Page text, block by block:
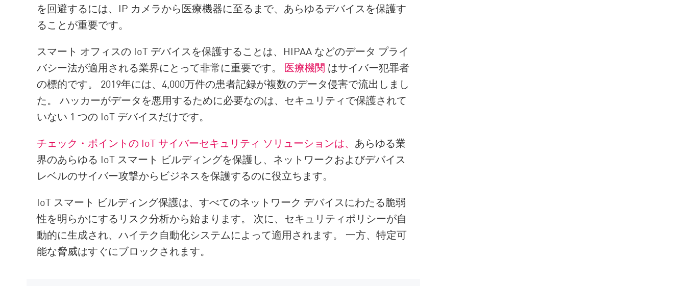
を回避するには、IP カメラから医療機器に至るまで、あらゆるデバイスを保護す
ることが重要です。
スマート オフィスの IoT デバイスを保護することは、HIPAA などのデータ プライ
バシー法が適用される業界にとって非常に重要です。 医療機関 はサイバー犯罪者
の標的です。 2019年には、4,000万件の患者記録が複数のデータ侵害で流出しまし
た。 ハッカーがデータを悪用するために必要なのは、セキュリティで保護されて
いない 1 つの IoT デバイスだけです。
チェック・ポイントの IoT サイバーセキュリティ ソリューションは、 あらゆる業
界のあらゆる IoT スマート ビルディングを保護し、ネットワークおよびデバイス
レベルのサイバー攻撃からビジネスを保護するのに役立ちます。
IoT スマート ビルディング保護は、すべてのネットワーク デバイスにわたる脆弱
性を明らかにするリスク分析から始まります。 次に、セキュリティポリシーが自
動的に生成され、ハイテク自動化システムによって適用されます。 一方、特定可
能な脅威はすぐにブロックされます。